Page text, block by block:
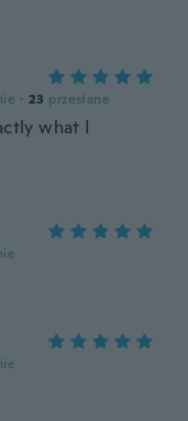
· 23 przesłane
what I